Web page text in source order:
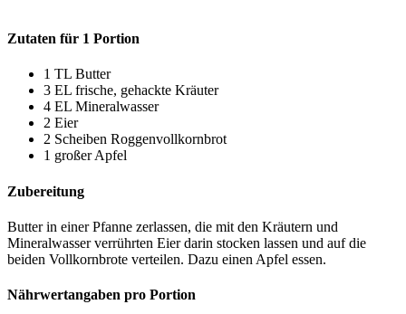
Zutaten für 1 Portion
1 TL Butter
3 EL frische, gehackte Kräuter
4 EL Mineralwasser
2 Eier
2 Scheiben Roggenvollkornbrot
1 großer Apfel
Zubereitung
Butter in einer Pfanne zerlassen, die mit den Kräutern und
Mineralwasser verrührten Eier darin stocken lassen und auf die
beiden Vollkornbrote verteilen. Dazu einen Apfel essen.
Nährwertangaben pro Portion